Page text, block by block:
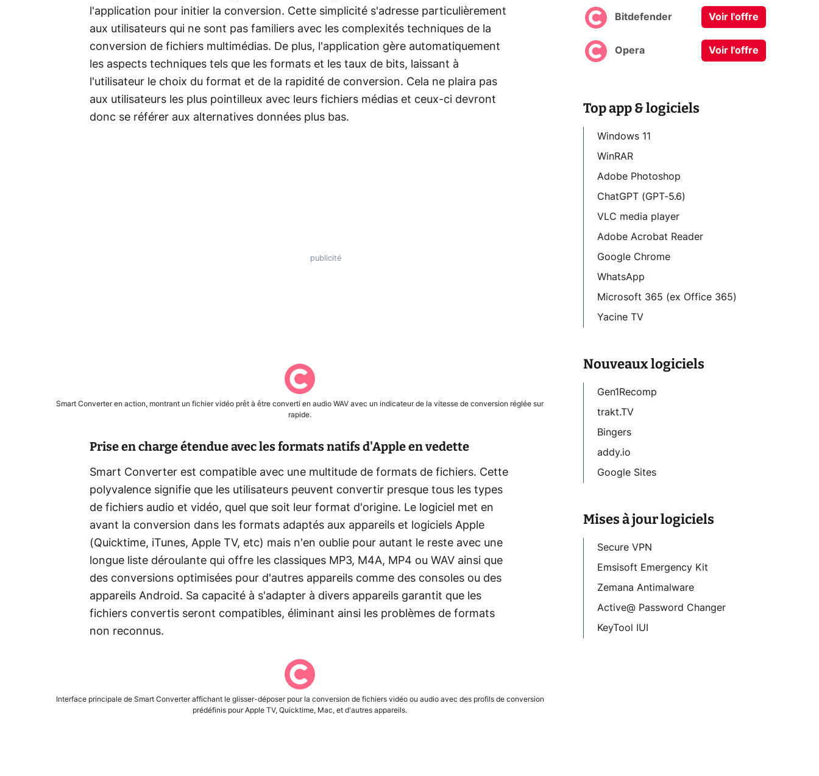
l'application pour initier la conversion. Cette simplicité s'adresse particulièrement
aux utilisateurs qui ne sont pas familiers avec les complexités techniques de la
conversion de fichiers multimédias. De plus, l'application gère automatiquement
les aspects techniques tels que les formats et les taux de bits, laissant à
l'utilisateur le choix du format et de la rapidité de conversion. Cela ne plaira pas
aux utilisateurs les plus pointilleux avec leurs fichiers médias et ceux-ci devront
donc se référer aux alternatives données plus bas.
Smart Converter en action, montrant un fichier vidéo prêt à être converti en audio WAV avec un indicateur de la vitesse de conversion réglée sur
rapide.
Prise en charge étendue avec les formats natifs d'Apple en vedette
Smart Converter est compatible avec une multitude de formats de fichiers. Cette
polyvalence signifie que les utilisateurs peuvent convertir presque tous les types
de fichiers audio et vidéo, quel que soit leur format d'origine. Le logiciel met en
avant la conversion dans les formats adaptés aux appareils et logiciels Apple
(Quicktime, iTunes, Apple TV, etc) mais n'en oublie pour autant le reste avec une
longue liste déroulante qui offre les classiques MP3, M4A, MP4 ou WAV ainsi que
des conversions optimisées pour d'autres appareils comme des consoles ou des
appareils Android. Sa capacité à s'adapter à divers appareils garantit que les
fichiers convertis seront compatibles, éliminant ainsi les problèmes de formats
non reconnus.
Interface principale de Smart Converter affichant le glisser-déposer pour la conversion de fichiers vidéo ou audio avec des profils de conversion
prédéfinis pour Apple TV, Quicktime, Mac, et d'autres appareils.
Bitdefender Voir l'offre
Opera Voir l'offre
Top app & logiciels
Windows 11
WinRAR
Adobe Photoshop
ChatGPT (GPT-5.6)
VLC media player
Adobe Acrobat Reader
Google Chrome
WhatsApp
Microsoft 365 (ex Office 365)
Yacine TV
Nouveaux logiciels
Gen1Recomp
trakt.TV
Bingers
addy.io
Google Sites
Mises à jour logiciels
Secure VPN
Emsisoft Emergency Kit
Zemana Antimalware
Active@ Password Changer
KeyTool IUI